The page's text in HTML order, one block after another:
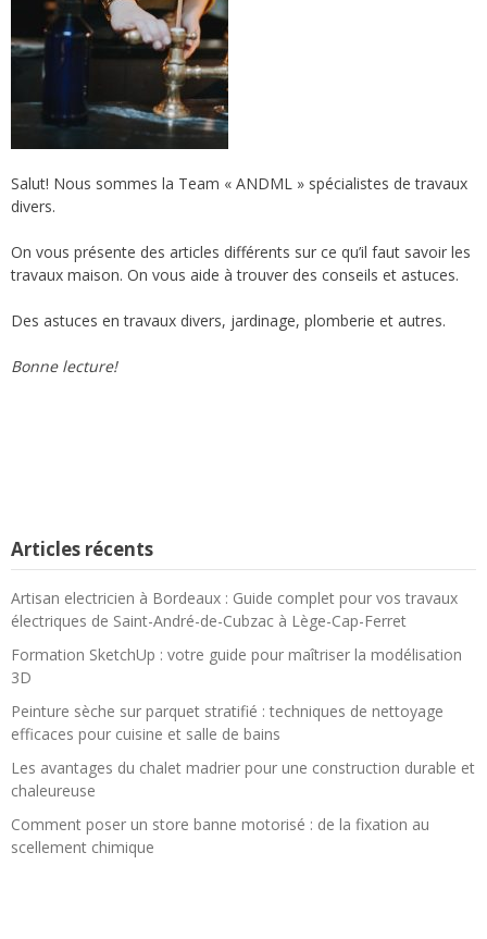
Salut! Nous sommes la Team « ANDML » spécialistes de travaux
divers.
On vous présente des articles différents sur ce qu’il faut savoir les
travaux maison. On vous aide à trouver des conseils et astuces.
Des astuces en travaux divers, jardinage, plomberie et autres.
Bonne lecture!
Articles récents
Artisan electricien à Bordeaux : Guide complet pour vos travaux
électriques de Saint-André-de-Cubzac à Lège-Cap-Ferret
Formation SketchUp : votre guide pour maîtriser la modélisation
3D
Peinture sèche sur parquet stratifié : techniques de nettoyage
efficaces pour cuisine et salle de bains
Les avantages du chalet madrier pour une construction durable et
chaleureuse
Comment poser un store banne motorisé : de la fixation au
scellement chimique